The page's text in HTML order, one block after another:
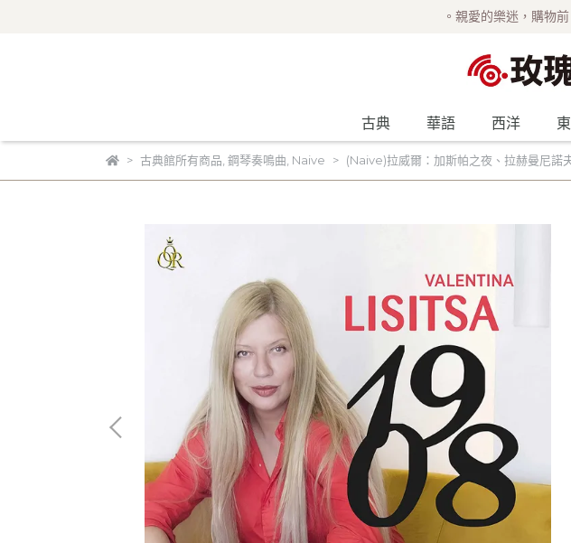
。親愛的樂迷，購物
古典 華語 西洋
古典館所有商品 鋼琴奏鳴曲 Naive (Naive)拉威爾：加斯帕之夜、拉赫曼尼諾